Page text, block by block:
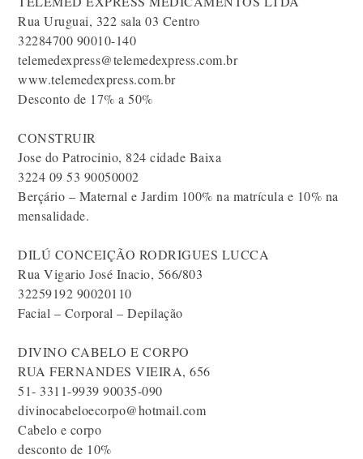
Rua Uruguai, 322 sala 03 Centro
32284700 90010-140
telemedexpress@telemedexpress.com.br
www.telemedexpress.com.br
Desconto de 17% a 50%
CONSTRUIR
Jose do Patrocinio, 824 cidade Baixa
3224 09 53 90050002
Berçário – Maternal e Jardim 100% na matrícula e 10% na
mensalidade.
DILÚ CONCEIÇÃO RODRIGUES LUCCA
Rua Vigario José Inacio, 566/803
32259192 90020110
Facial – Corporal – Depilação
DIVINO CABELO E CORPO
RUA FERNANDES VIEIRA, 656
51- 3311-9939 90035-090
divinocabeloecorpo@hotmail.com
Cabelo e corpo
desconto de 10%